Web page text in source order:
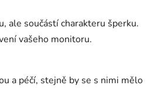
ale součástí charakteru šperku.
vašeho monitoru.
a péčí, stejně by se s nimi mělo